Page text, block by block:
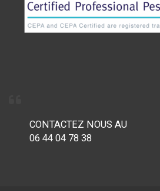
CONTACTEZ NOUS AU
06 44 04 78 38